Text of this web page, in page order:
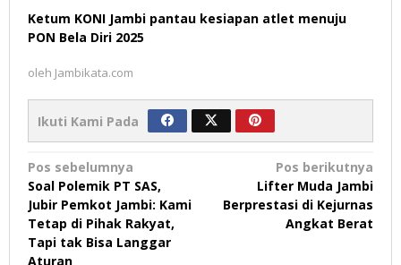
Ketum KONI Jambi pantau kesiapan atlet menuju
PON Bela Diri 2025
oleh Jambikata.com
Ikuti Kami Pada
Navigasi
pos
Pos sebelumnya
Soal Polemik PT SAS,
Jubir Pemkot Jambi: Kami
Tetap di Pihak Rakyat,
Tapi tak Bisa Langgar
Aturan
Pos berikutnya
Lifter Muda Jambi
Berprestasi di Kejurnas
Angkat Berat